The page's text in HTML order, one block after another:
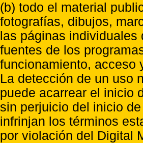
(b) todo el material
fotografías, dibujos,
las páginas individuales
fuentes de los
funcionamiento, acceso
La detección de un uso
puede acarrear el inicio
sin perjuicio del inicio
infrinjan los términos
por violación del Digital